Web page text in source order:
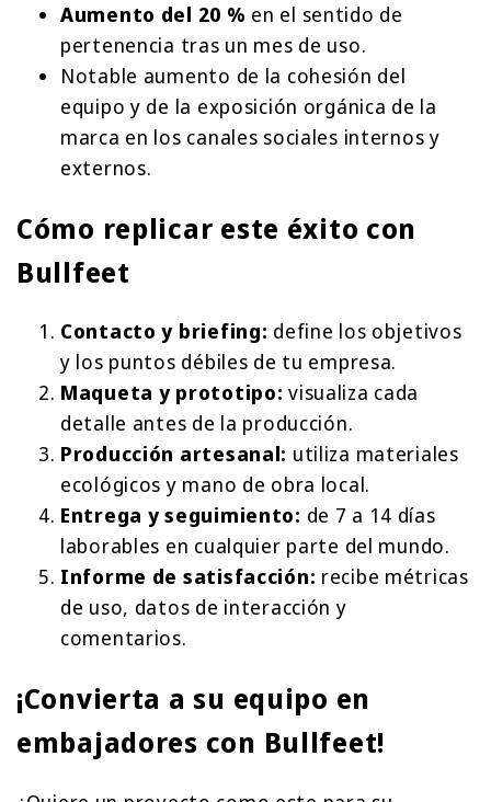
Aumento del 20 % en el sentido de
pertenencia tras un mes de uso.
Notable aumento de la cohesión del
equipo y de la exposición orgánica de la
marca en los canales sociales internos y
externos.
Cómo replicar este éxito con
Bullfeet
Contacto y briefing: define los objetivos
y los puntos débiles de tu empresa.
Maqueta y prototipo: visualiza cada
detalle antes de la producción.
Producción artesanal: utiliza materiales
ecológicos y mano de obra local.
Entrega y seguimiento: de 7 a 14 días
laborables en cualquier parte del mundo.
Informe de satisfacción: recibe métricas
de uso, datos de interacción y
comentarios.
¡Convierta a su equipo en
embajadores con Bullfeet!